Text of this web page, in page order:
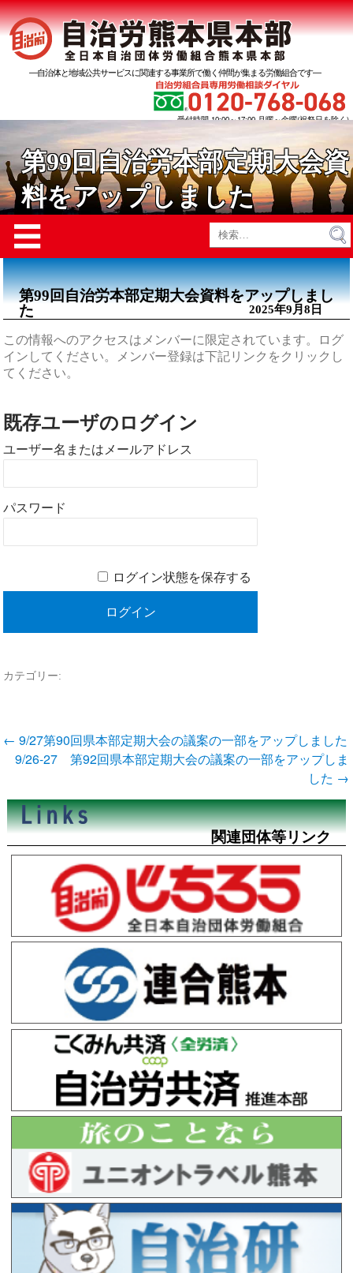
―自治体と地域公共サービスに関連する事業所で働く仲間が集まる労働組合です―
受付時間 10:00～17:00 月曜～金曜(祝祭日を除く)
第99回自治労本部定期大会資
料をアップしました
☰
検
索:
第99回自治労本部定期大会資料をアップしまし
た
2025年9月8日
この情報へのアクセスはメンバーに限定されています。ログ
インしてください。メンバー登録は下記リンクをクリックし
てください。
既存ユーザのログイン
ユーザー名またはメールアドレス
パスワード
ログイン状態を保存する
カテゴリー:
投
稿
ナ
ゲ
ー
シ
ョ
ン
← 9/27第90回県本部定期大会の議案の一部をアップしました
9/26-27 第92回県本部定期大会の議案の一部をアップしま
した →
関連団体等リンク